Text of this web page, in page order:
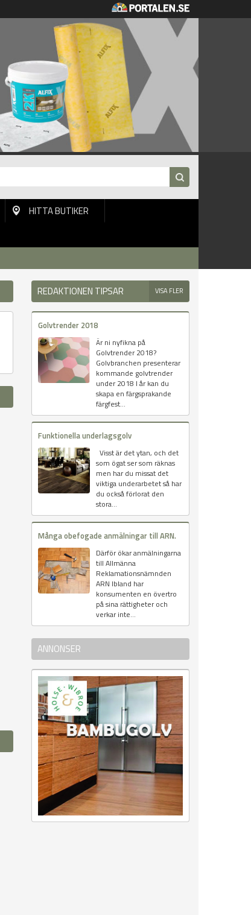
HITTA BUTIKER
REDAKTIONEN TIPSAR VISA FLER
Golvtrender 2018
Är ni nyfikna på
Golvtrender 2018?
Golvbranchen presenterar
kommande golvtrender
under 2018 I år kan du
skapa en färgsprakande
färgfest...
Funktionella underlagsgolv
Visst är det ytan, och det
som ögat ser som räknas
men har du missat det
viktiga underarbetet så har
du också förlorat den
stora...
Många obefogade anmälningar till ARN.
Därför ökar anmälningarna
till Allmänna
Reklamationsnämnden
ARN Ibland har
konsumenten en övertro
på sina rättigheter och
verkar inte...
ANNONSER